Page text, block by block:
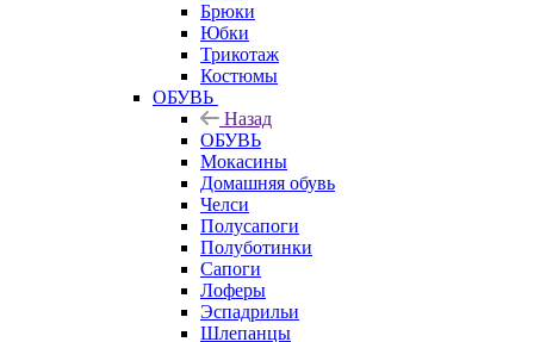
Брюки
Юбки
Трикотаж
Костюмы
ОБУВЬ
Назад
ОБУВЬ
Мокасины
Домашняя обувь
Челси
Полусапоги
Полуботинки
Сапоги
Лоферы
Эспадрильи
Шлепанцы